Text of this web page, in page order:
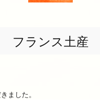
フランス土産
ました。